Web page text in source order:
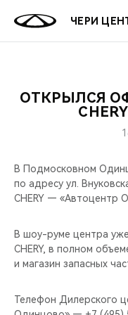
ЧЕРИ
КРОССОВЕРЫ
НОВИНКИ
КРЕДИТ И
ЗАПЧАСТИ И
CHERY CONNECT
О БРЕНДЕ
ЛЮДИ CHERY
КРЕДИТ
МЫ В СОЦСЕТЯХ
ОТКРЫЛСЯ
В Подмосковном
по адресу ул.
CHERY — «Автоцентр
В шоу-руме центра
CHERY, в полном
и магазин запасных
Телефон Дилерского